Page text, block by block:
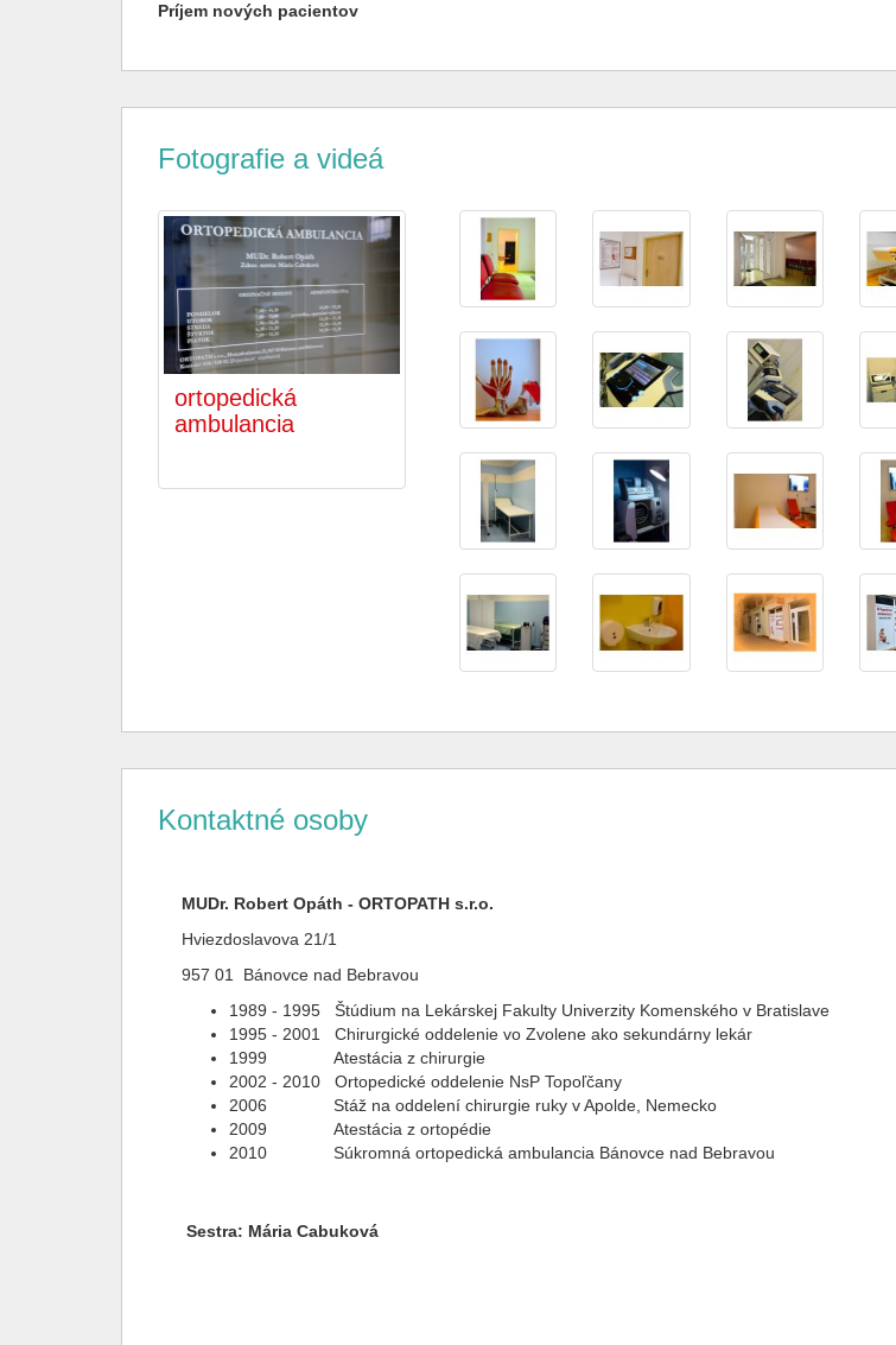
Príjem nových pacientov
Fotografie a videá
ortopedická
ambulancia
Kontaktné osoby
MUDr. Robert Opáth - ORTOPATH s.r.o.
Hviezdoslavova 21/1
957 01 Bánovce nad Bebravou
1989 - 1995 Štúdium na Lekárskej Fakulty Univerzity Komenského v Bratislave
1995 - 2001 Chirurgické oddelenie vo Zvolene ako sekundárny lekár
1999 Atestácia z chirurgie
2002 - 2010 Ortopedické oddelenie NsP Topoľčany
2006 Stáž na oddelení chirurgie ruky v Apolde, Nemecko
2009 Atestácia z ortopédie
2010 Súkromná ortopedická ambulancia Bánovce nad Bebravou
Sestra: Mária Cabuková